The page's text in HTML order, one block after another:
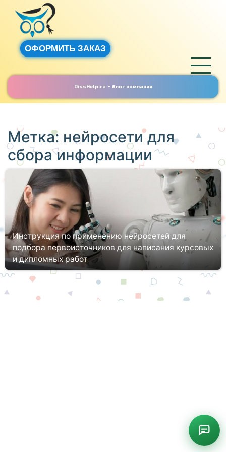
ОФОРМИТЬ ЗАКАЗ
DissHelp.ru - блог компании
Метка: нейросети для
сбора информации
Инструкция по применению нейросетей для
подбора первоисточников для написания курсовых
и дипломных работ
В современном информационном обществе доступ к большому
объему информации стал настолько простым, что порой сложно
определить достоверность и надежность источников. Особенно